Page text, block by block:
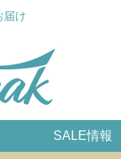
届け
SALE情報